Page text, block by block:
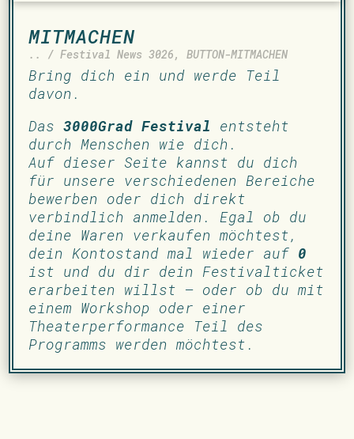
MITMACHEN
.. / Festival News 3026,BUTTON-MITMACHEN
Bring dich ein und werde Teil
davon.
Das3000Grad Festival entsteht
durch Menschen wie dich.
Auf dieser Seite kannst du dich
für unsere verschiedenen Bereiche
bewerben oder dich direkt
verbindlich anmelden. Egal ob du
deine Waren verkaufen möchtest,
dein Kontostand mal wieder auf 0
ist und du dir dein Festivalticket
erarbeiten willst – oder ob du mit
einem Workshop oder einer
Theaterperformance Teil des
Programms werden möchtest.